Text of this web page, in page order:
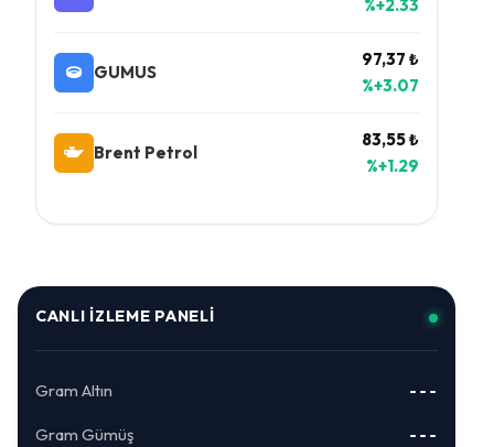
%+2.33
GUMUS
97,37 ₺
%+3.07
Brent Petrol
83,55 ₺
%+1.29
CANLI İZLEME PANELI
Gram Altın ---
Gram Gümüş ---